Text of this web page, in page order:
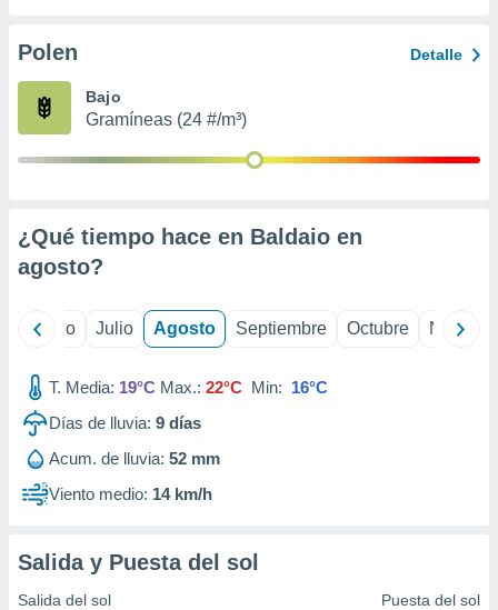
e
mediante
de
1199
Polen Detalle
Bajo
Gramíneas (24 #/m³)
¿Qué tiempo hace en Baldaio en
agosto?
Junio Julio Agosto Septiembre Octubre
T. Media: 19°C Max.: 22°C Min: 16°C
Días de lluvia: 9 días
Acum. de lluvia: 52 mm
Viento medio: 14 km/h
Salida y Puesta del sol
Salida del sol Puesta del sol